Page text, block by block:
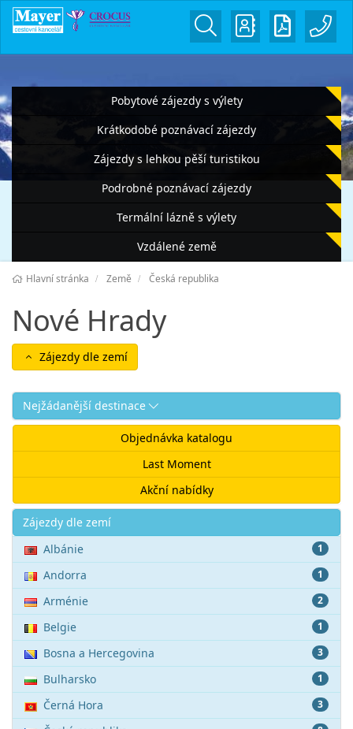
Pobytové zájezdy s výlety
Krátkodobé poznávací zájezdy
Zájezdy s lehkou pěší turistikou
Podrobné poznávací zájezdy
Termální lázně s výlety
Vzdálené země
Hlavní stránka Země Česká republika
Nové Hrady
Zájezdy dle zemí
Nejžádanější destinace
Objednávka katalogu
Last Moment
Akční nabídky
Akce
Zájezdy dle zemí
1
Albánie
1
Andorra
2
Arménie
1
Belgie
3
Bosna a Hercegovina
1
Bulharsko
3
Černá Hora